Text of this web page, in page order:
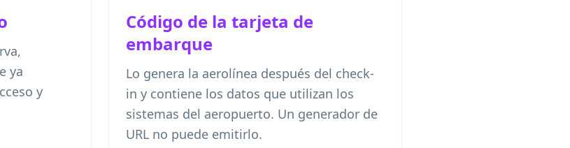
ya
y
Código de la tarjeta de
embarque
Lo genera la aerolínea después del check-
in y contiene los datos que utilizan los
sistemas del aeropuerto. Un generador de
URL no puede emitirlo.